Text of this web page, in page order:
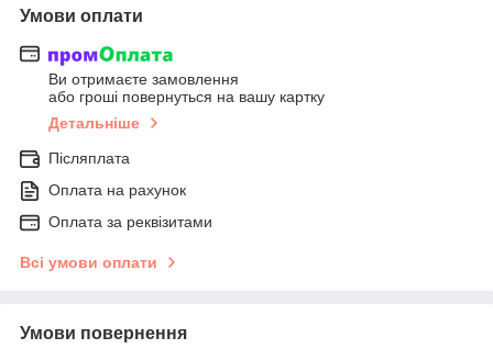
Умови оплати
Ви отримаєте замовлення
або гроші повернуться на вашу картку
Детальніше
Післяплата
Оплата на рахунок
Оплата за реквізитами
Всі умови оплати
Умови повернення